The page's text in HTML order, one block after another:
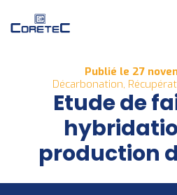
Publié le 27
Décarbonation,
Etude de
production